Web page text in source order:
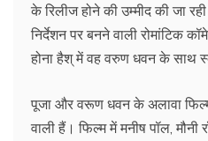
के रिलीज होने की उम्‍मीद की जा
निर्देशन पर बनने वाली रोमांटिक
होना हैश् में वह वरुण धवन के साथ
पूजा और वरूण धवन के अलावा
वाली हैं। फिल्‍म में मनीष पॉल, मौनी